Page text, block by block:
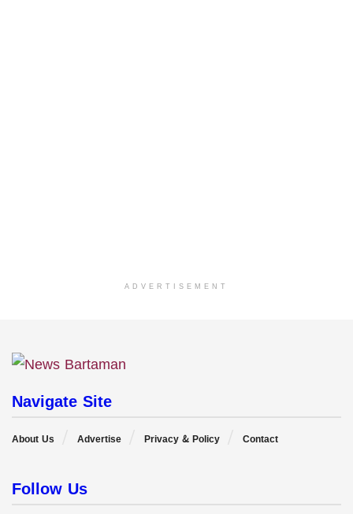
ADVERTISEMENT
Navigate Site
About Us Advertise Privacy & Policy Contact
Follow Us